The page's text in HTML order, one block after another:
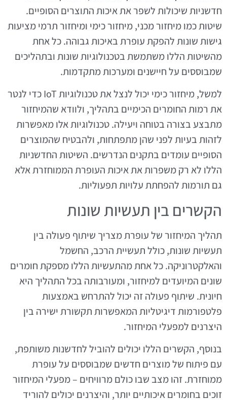
חדשניות שיכולות לשפר את איכות התוצרים הסופיים.
שיטות כמו מיחזור מכני, מיחזור כימי ומיחזור תרמי מציעות
גישות שונות להפקת עופרת באיכות גבוהה. כל אחת
מהשיטות הללו משתמשת בטכנולוגיות שונות ובתהליכים
שמבוססים על חיישנים ומערכות מתקדמות.
למשל, מיחזור כימי יכול לנצל את טכנולוגיות IoT כדי לנטר
את רמות החומרים הכימיים בתהליך, ולוודא שהמיחזור
מתבצע בצורה בטוחה ויעילה. טכנולוגיות אלו מאפשרות
לזהות בעיות לפני שהן מתפתחות, ולהבטיח שהמוצרים
הסופיים עומדים בתקנים הנדרשים. השיטות החדשניות
הללו לא רק משפרות את איכות העופרת הממוחזרת אלא
גם תורמות להפחתת עלויות תפעוליות.
הקשרים בין תעשיות שונות
תהליך המיחזור של עופרת מצריך שיתוף פעולה בין
תעשיות שונות, כולל תעשיית הרכב, החשמל
והאלקטרוניקה. כל אחת מהתעשיות הללו מספקת חומרים
שונים המיועדים למיחזור, ומעורבותה בכל התהליך היא
חיונית. שיתוף פעולה זה יכול להתרחש באמצעות
פלטפורמות דיגיטליות המאפשרות תקשורת ישירה בין
היצרנים למפעלי המיחזור.
בנוסף, הקשרים הללו יכולים להוביל לחדשנות משותפת,
עם פיתוח של מוצרים חדשים שמבוססים על עופרת
ממוחזרת. זהו מצב שבו כולם מרוויחים – מפעלי המיחזור
זוכים בחומרים איכותיים יותר, והיצרנים יכולים להוריד